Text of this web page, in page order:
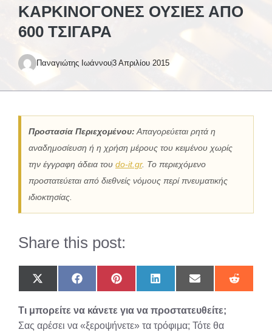
ΚΑΡΚΙΝΟΓΌΝΕΣ ΟΥΣΊΕΣ ΑΠΌ
600 ΤΣΙΓΆΡΑ
Παναγιώτης Ιωάννου3 Απριλίου 2015
Προστασία Περιεχομένου: Απαγορεύεται ρητά η
αναδημοσίευση ή η χρήση μέρους του κειμένου χωρίς
την έγγραφη άδεια του do-it.gr. Το περιεχόμενο
προστατεύεται από διεθνείς νόμους περί πνευματικής
ιδιοκτησίας.
Share this post:
Share
on
(Twitter)
Share
on
Share
on
Share
on
Share
on
Share
on
Τι μπορείτε να κάνετε για να προστατευθείτε;
Σας αρέσει να «ξεροψήνετε» τα τρόφιμα; Τότε θα